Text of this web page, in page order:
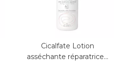
Cicalfate Lotion
asséchante réparatrice…